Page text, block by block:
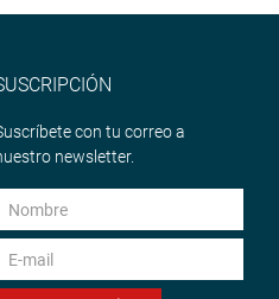
con tu correo a
newsletter.